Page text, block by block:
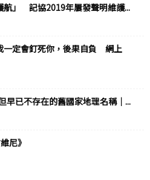
航」 記協2019年屢發聲明維護...
一定會釘死你，後果自負 網上
早已不存在的舊國家地理名稱｜...
尼》